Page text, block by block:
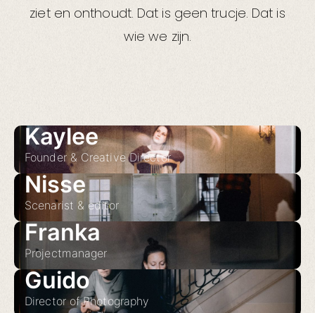
ziet en onthoudt. Dat is geen trucje. Dat is
wie we zijn.
Kaylee
Founder & Creative Director
Nisse
Scenarist & editor
Franka
Projectmanager
Guido
Director of Photography